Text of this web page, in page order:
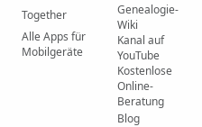
Together
Alle Apps für
Mobilgeräte
Genealogie-
Wiki
Kanal auf
YouTube
Kostenlose
Online-
Beratung
Blog